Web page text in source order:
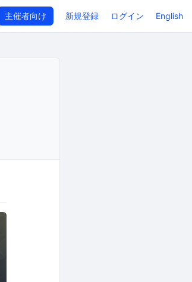
主催者向け 新規登録 ログイン English